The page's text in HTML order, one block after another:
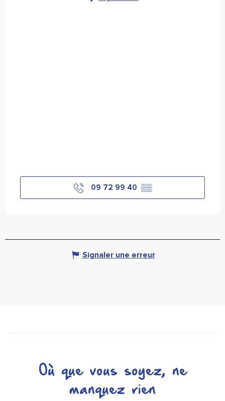
09 72 99 40 ▒▒
Signaler une erreur
Où que vous soyez, ne
manquez rien